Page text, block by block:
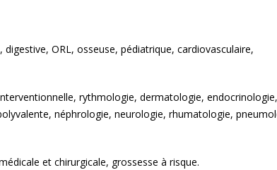
ORL, osseuse, pédiatrique, cardiovasculaire,
rythmologie, dermatologie, endocrinologie,
néphrologie, neurologie, rhumatologie,
et chirurgicale, grossesse à risque.
Icônes automobiles l’expo